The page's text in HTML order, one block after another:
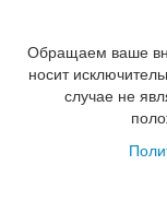
Распродажа
Натяжные
Обращаем ваше
носит
случае не